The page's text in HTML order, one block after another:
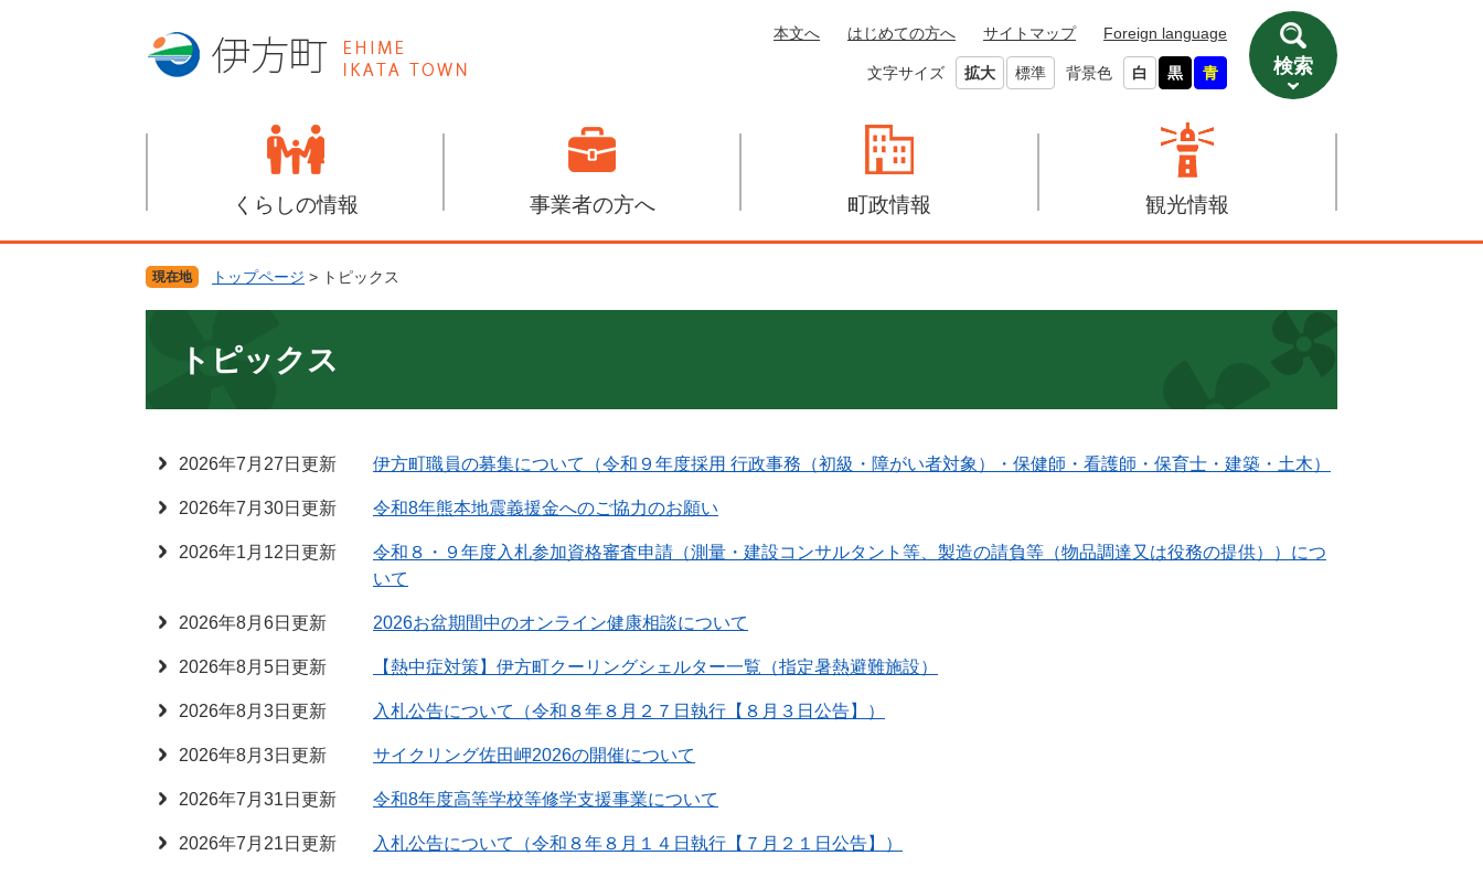
本文へ はじめての方へ サイトマップ Foreign language
文字サイズ 拡大 標準 背景色 白 黒 青 検索
くらしの情報 事業者の方へ 町政情報 観光情報
現在地 トップページ > トピックス
トピックス
2026年7月27日更新 伊方町職員の募集について（令和９年度採用 行政事務（初級・障がい者対象）・保健師・看護師・保育士・建築・土木）
2026年7月30日更新 令和8年熊本地震義援金へのご協力のお願い
2026年1月12日更新
令和８・９年度入札参加資格審査申請（測量・建設コンサルタント等、製造の請負等（物品調達又は役務の提供））につ
いて
2026年8月6日更新 2026お盆期間中のオンライン健康相談について
2026年8月5日更新 【熱中症対策】伊方町クーリングシェルター一覧（指定暑熱避難施設）
2026年8月3日更新 入札公告について（令和８年８月２７日執行【８月３日公告】）
2026年8月3日更新 サイクリング佐田岬2026の開催について
2026年7月31日更新 令和8年度高等学校等修学支援事業について
2026年7月21日更新 入札公告について（令和８年８月１４日執行【７月２１日公告】）